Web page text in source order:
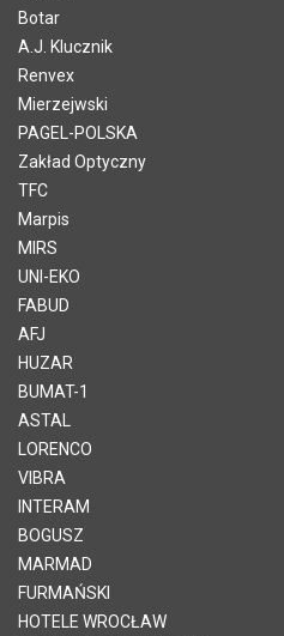
Botar
A.J. Klucznik
Renvex
Mierzejwski
PAGEL-POLSKA
Zakład Optyczny
TFC
Marpis
MIRS
UNI-EKO
FABUD
AFJ
HUZAR
BUMAT-1
ASTAL
LORENCO
VIBRA
INTERAM
BOGUSZ
MARMAD
FURMAŃSKI
HOTELE WROCŁAW